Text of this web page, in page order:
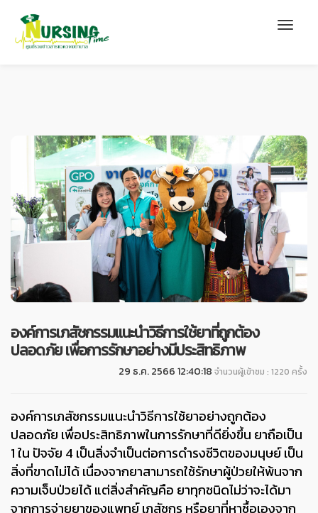
องค์การเภสัชกรรมแนะนำวิธีการใช้ยาที่ถูกต้อง
ปลอดภัย เพื่อการรักษาอย่างมีประสิทธิภาพ
29 ธ.ค. 2566 12:40:18 จำนวนผู้เข้าชม : 1220 ครั้ง
องค์การเภสัชกรรมแนะนำวิธีการใช้ยาอย่างถูกต้อง
ปลอดภัย เพื่อประสิทธิภาพในการรักษาที่ดียิ่งขึ้น ยาถือเป็น
1ใน ปัจจัย 4เป็นสิ่งจำเป็นต่อการดำรงชีวิตของมนุษย์ เป็น
สิ่งที่ขาดไม่ได้ เนื่องจากยาสามารถใช้รักษาผู้ป่วยให้พ้นจาก
ความเจ็บป่วยได้ แต่สิ่งสำคัญคือ ยาทุกชนิดไม่ว่าจะได้มา
จากการจ่ายยาของแพทย์ เภสัชกร หรือยาที่หาซื้อเองจาก